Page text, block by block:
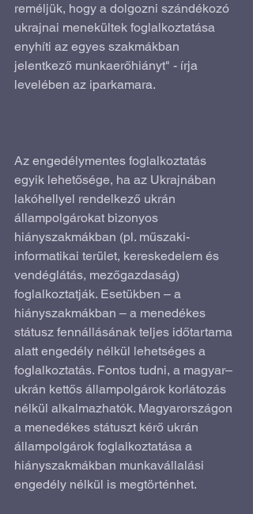
reméljük, hogy a dolgozni szándékozó
ukrajnai menekültek foglalkoztatása
enyhíti az egyes szakmákban
jelentkező munkaerőhiányt" - írja
levelében az iparkamara.
Az engedélymentes foglalkoztatás
egyik lehetősége, ha az Ukrajnában
lakóhellyel rendelkező ukrán
állampolgárokat bizonyos
hiányszakmákban (pl. műszaki-
informatikai terület, kereskedelem és
vendéglátás, mezőgazdaság)
foglalkoztatják. Esetükben – a
hiányszakmákban – a menedékes
státusz fennállásának teljes időtartama
alatt engedély nélkül lehetséges a
foglalkoztatás. Fontos tudni, a magyar–
ukrán kettős állampolgárok korlátozás
nélkül alkalmazhatók. Magyarországon
a menedékes státuszt kérő ukrán
állampolgárok foglalkoztatása a
hiányszakmákban munkavállalási
engedély nélkül is megtörténhet.